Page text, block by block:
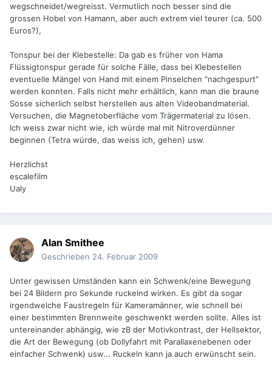
wegschneidet/wegreisst. Vermutlich noch besser sind die
grossen Hobel von Hamann, aber auch extrem viel teurer (ca. 500
Euros?),
Tonspur bei der Klebestelle: Da gab es früher von Hama
Flüssigtonspur gerade für solche Fälle, dass bei Klebestellen
eventuelle Mängel von Hand mit einem Pinselchen "nachgespurt"
werden konnten. Falls nicht mehr erhältlich, kann man die braune
Sosse sicherlich selbst herstellen aus alten Videobandmaterial.
Versuchen, die Magnetoberfläche vom Trägermaterial zu lösen.
Ich weiss zwar nicht wie, ich würde mal mit Nitroverdünner
beginnen (Tetra würde, das weiss ich, gehen) usw.
Herzlichst
escalefilm
Ualy
Alan Smithee
Geschrieben 24. Februar 2009
Unter gewissen Umständen kann ein Schwenk/eine Bewegung
bei 24 Bildern pro Sekunde ruckelnd wirken. Es gibt da sogar
irgendwelche Faustregeln für Kameramänner, wie schnell bei
einer bestimmten Brennweite geschwenkt werden sollte. Alles ist
untereinander abhängig, wie zB der Motivkontrast, der Hellsektor,
die Art der Bewegung (ob Dollyfahrt mit Parallaxenebenen oder
einfacher Schwenk) usw... Ruckeln kann ja auch erwünscht sein.